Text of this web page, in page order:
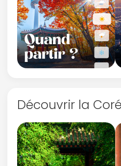
Découvrir la